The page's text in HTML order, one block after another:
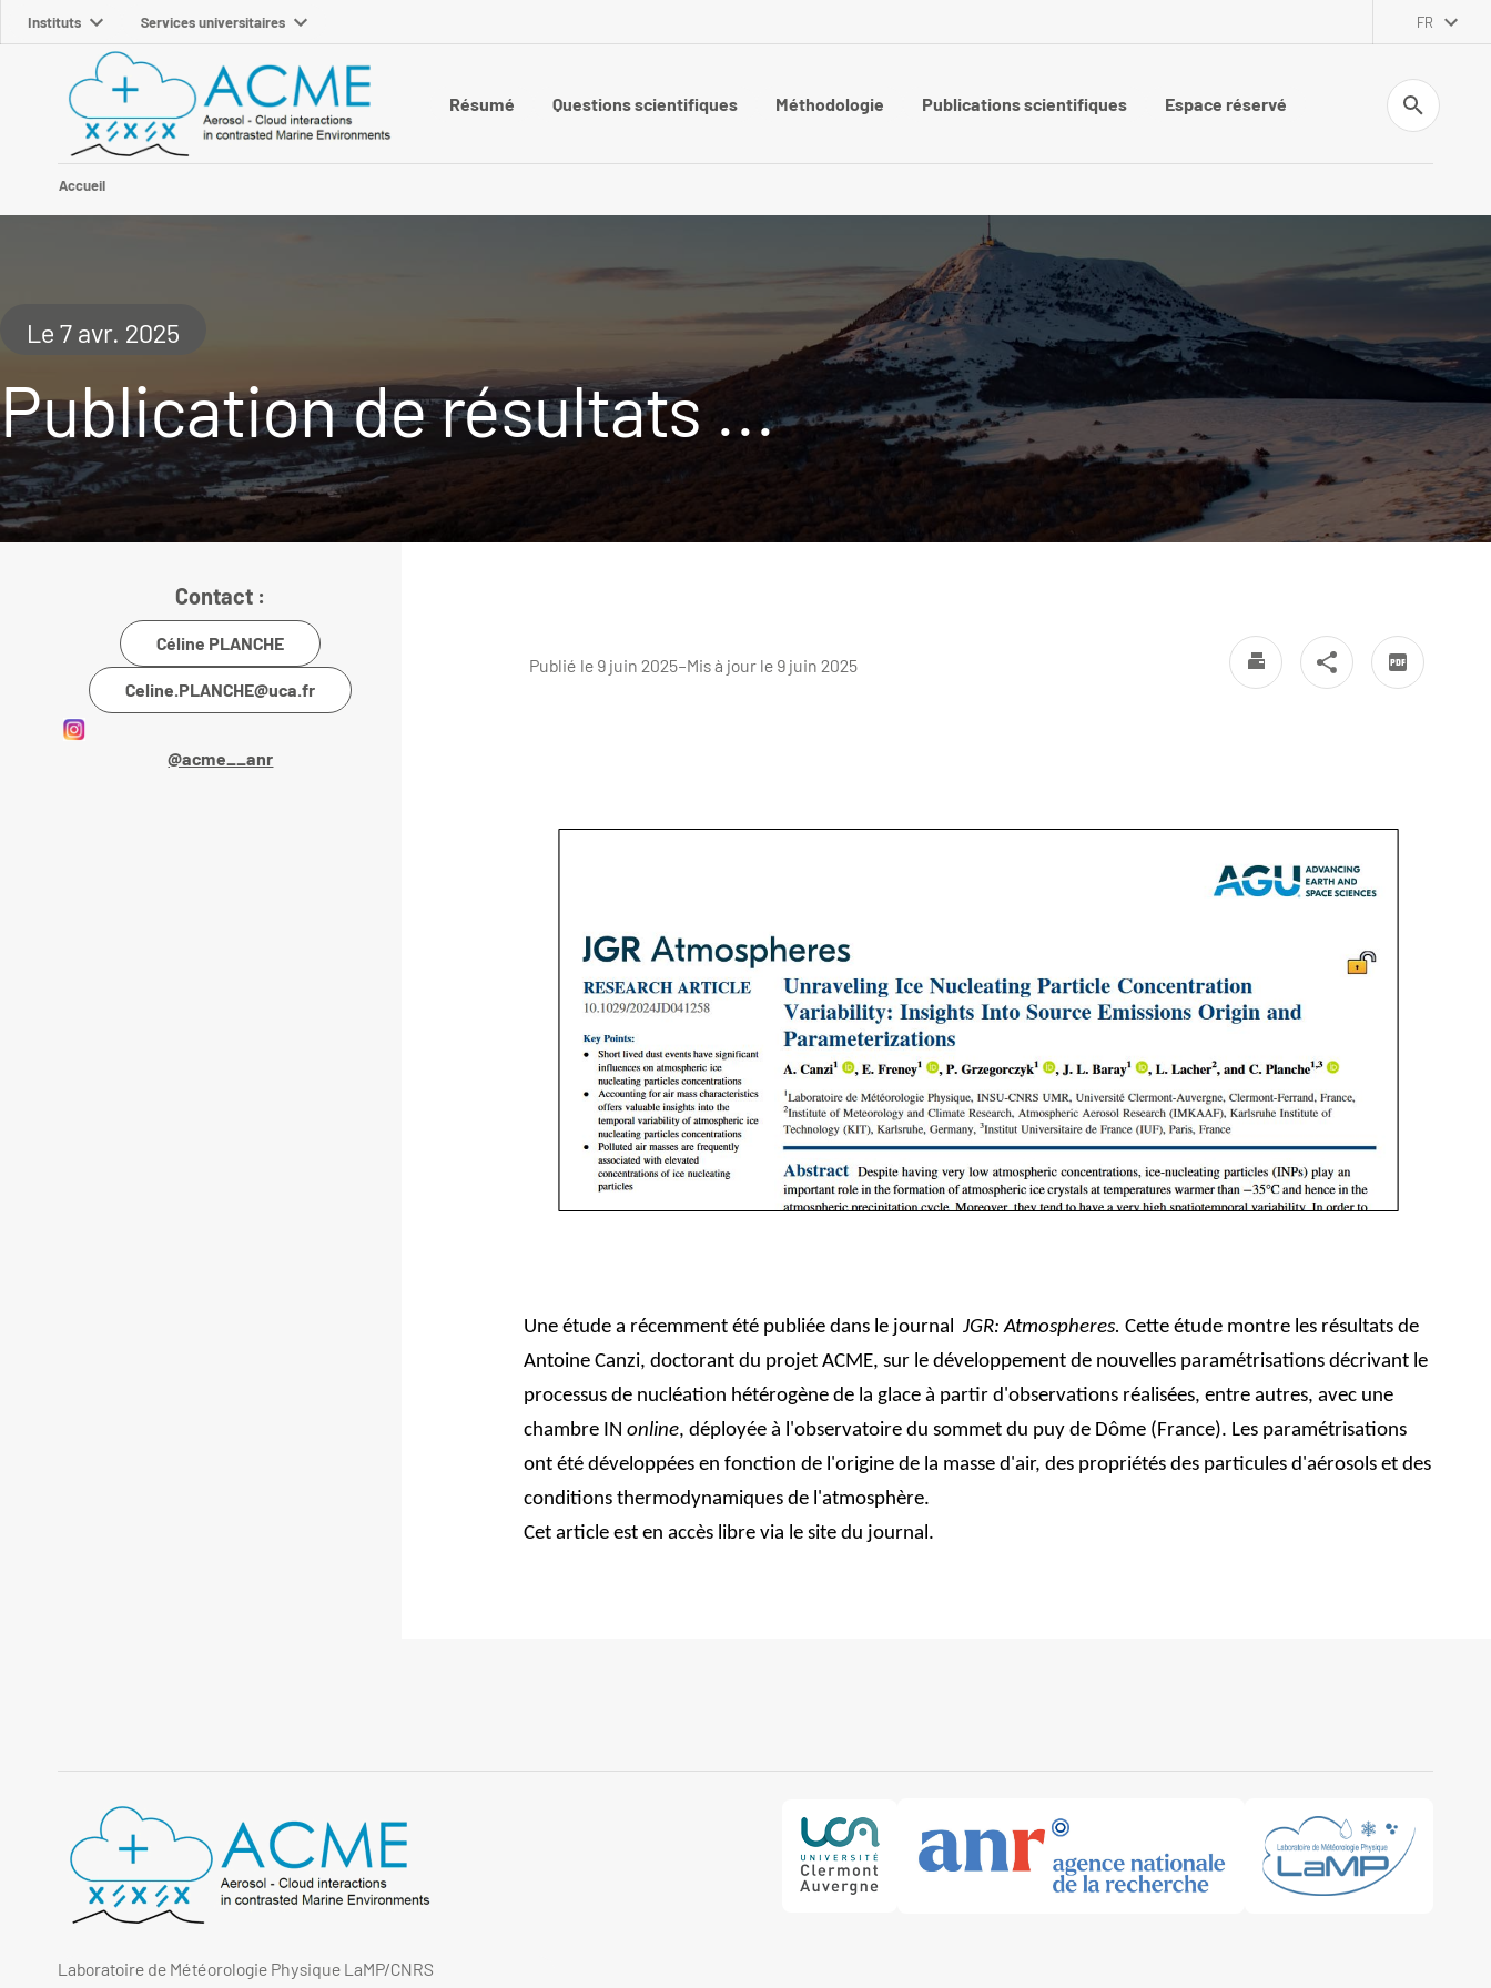
Instituts Services universitaires FR
Résumé Questions scientifiques Méthodologie Publications scientifiques Espace réservé
Recherche
Accueil
Le 7 avr. 2025
Publication de résultats ...
Publié le 9 juin 2025–Mis à jour le 9 juin 2025
Une étude a récemment été publiée dans le journal JGR: Atmospheres. Cette étude montre les résultats de
Antoine Canzi, doctorant du projet ACME, sur le développement de nouvelles paramétrisations décrivant le
processus de nucléation hétérogène de la glace à partir d'observations réalisées, entre autres, avec une
chambre IN online, déployée à l'observatoire du sommet du puy de Dôme (France). Les paramétrisations
ont été développées en fonction de l'origine de la masse d'air, des propriétés des particules d'aérosols et des
conditions thermodynamiques de l'atmosphère.
Cet article est en accès libre via le site du journal.
Contact :
Céline PLANCHE
Celine.PLANCHE@uca.fr
@acme__anr
Laboratoire de Météorologie Physique LaMP/CNRS